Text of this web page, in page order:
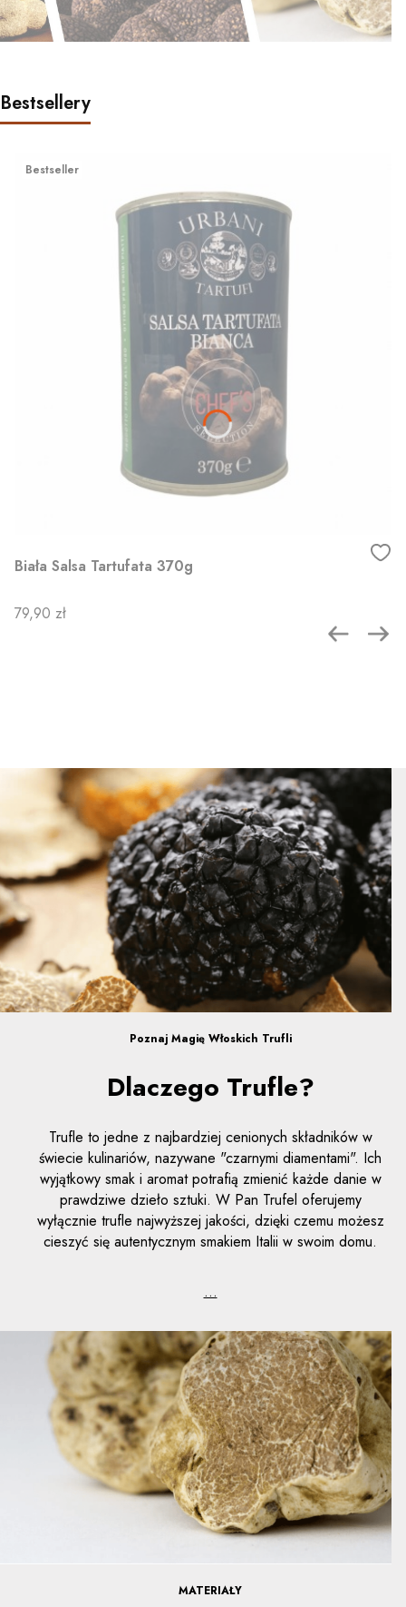
Bestsellery
Bestseller
Biała Salsa Tartufata 370g
Cena
79,90 zł
Poznaj Magię Włoskich Trufli
Dlaczego Trufle?
Trufle to jedne z najbardziej cenionych składników w
świecie kulinariów, nazywane "czarnymi diamentami". Ich
wyjątkowy smak i aromat potrafią zmienić każde danie w
prawdziwe dzieło sztuki. W Pan Trufel oferujemy
wyłącznie trufle najwyższej jakości, dzięki czemu możesz
cieszyć się autentycznym smakiem Italii w swoim domu.
...
MATERIAŁY